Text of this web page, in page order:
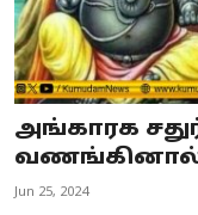
அங்காரக
Jun 25, 2024